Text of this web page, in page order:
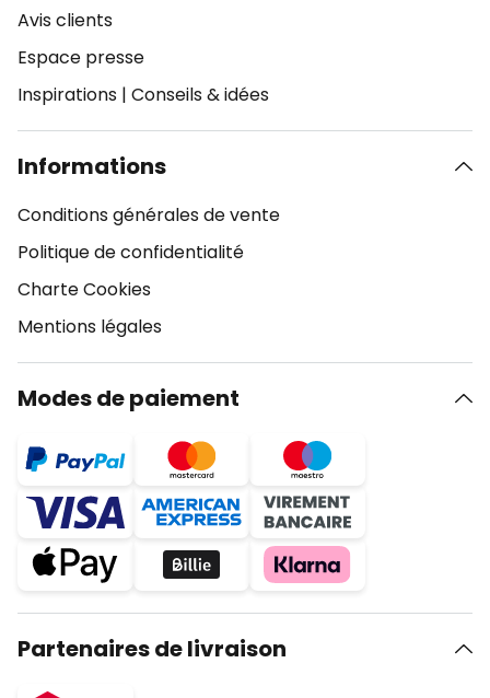
Avis clients
Espace presse
Inspirations | Conseils & idées
Informations
Conditions générales de vente
Politique de confidentialité
Charte Cookies
Mentions légales
Modes de paiement
Partenaires de livraison